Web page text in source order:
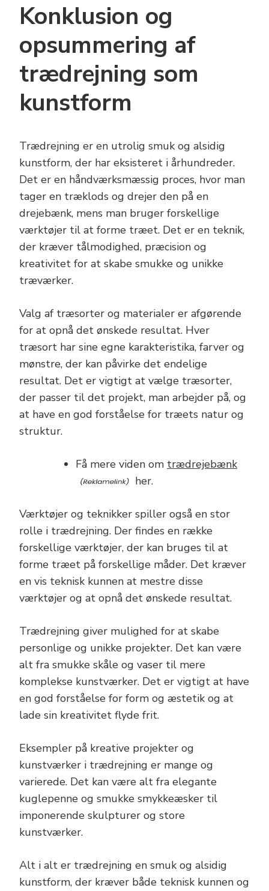
Konklusion og
opsummering af
trædrejning som
kunstform
Trædrejning er en utrolig smuk og alsidig
kunstform, der har eksisteret i århundreder.
Det er en håndværksmæssig proces, hvor man
tager en træklods og drejer den på en
drejebænk, mens man bruger forskellige
værktøjer til at forme træet. Det er en teknik,
der kræver tålmodighed, præcision og
kreativitet for at skabe smukke og unikke
træværker.
Valg af træsorter og materialer er afgørende
for at opnå det ønskede resultat. Hver
træsort har sine egne karakteristika, farver og
mønstre, der kan påvirke det endelige
resultat. Det er vigtigt at vælge træsorter,
der passer til det projekt, man arbejder på, og
at have en god forståelse for træets natur og
struktur.
Få mere viden om trædrejebænk
her.
Værktøjer og teknikker spiller også en stor
rolle i trædrejning. Der findes en række
forskellige værktøjer, der kan bruges til at
forme træet på forskellige måder. Det kræver
en vis teknisk kunnen at mestre disse
værktøjer og at opnå det ønskede resultat.
Trædrejning giver mulighed for at skabe
personlige og unikke projekter. Det kan være
alt fra smukke skåle og vaser til mere
komplekse kunstværker. Det er vigtigt at have
en god forståelse for form og æstetik og at
lade sin kreativitet flyde frit.
Eksempler på kreative projekter og
kunstværker i trædrejning er mange og
varierede. Det kan være alt fra elegante
kuglepenne og smukke smykkeæsker til
imponerende skulpturer og store
kunstværker.
Alt i alt er trædrejning en smuk og alsidig
kunstform, der kræver både teknisk kunnen og